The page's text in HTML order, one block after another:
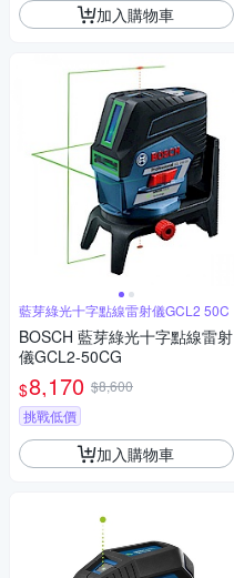
加入購物車
藍芽綠光十字點線雷射儀GCL2 50C
BOSCH 藍芽綠光十字點線雷射
儀GCL2-50CG
$8,170 $8,600
挑戰低價
加入購物車